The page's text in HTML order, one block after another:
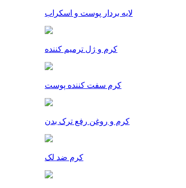
لایه بردار پوست و اسکراب
کرم و ژل ترمیم کننده
کرم سفت کننده پوست
کرم و روغن رفع ترک بدن
کرم ضد لک